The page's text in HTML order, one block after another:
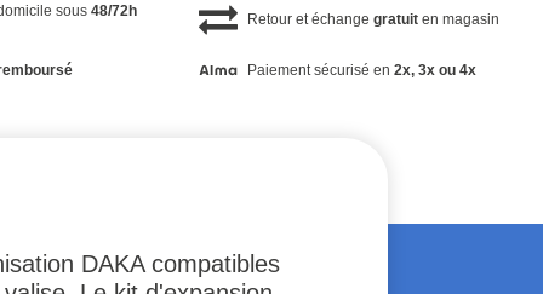
sous48/72h Retour et échange gratuiten magasin
Paiement sécurisé en 2x, 3x ou 4x
DAKA compatibles